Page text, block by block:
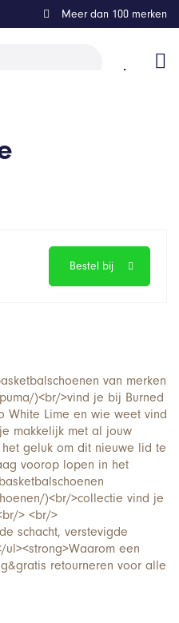
Meer dan 100 merken
Bestel bij
van merken
)<br/>vind je bij Burned
White Lime en wie weet vind
makkelijk met al jouw
geluk om dit nieuwe lid te
voorop lopen in het
)<br/>collectie vind je
> <br/>
schacht, verstevigde
een
retourneren voor alle